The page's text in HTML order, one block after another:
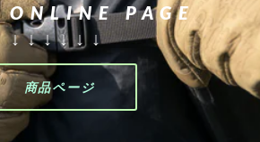
ONLINE PAGE
↓↓↓↓↓↓
商品ページ